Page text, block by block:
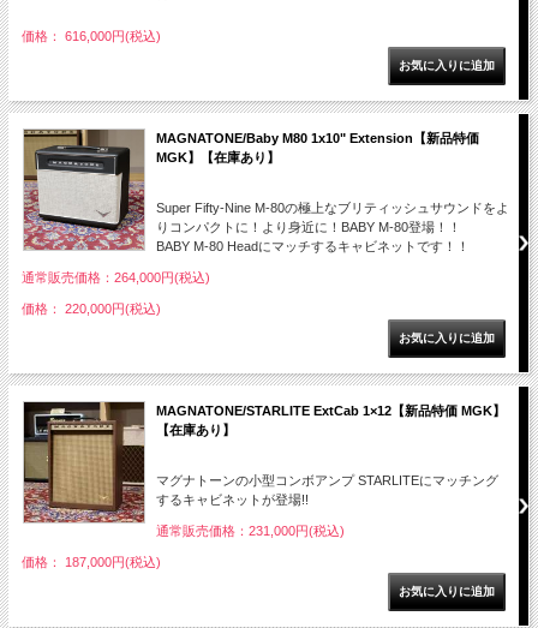
価格： 616,000円(税込)
MAGNATONE/Baby M80 1x10" Extension【新品特価
MGK】【在庫あり】
Super Fifty-Nine M-80の極上なブリティッシュサウンドをよ
りコンパクトに！より身近に！BABY M-80登場！！
BABY M-80 Headにマッチするキャビネットです！！
通常販売価格：264,000円(税込)
価格： 220,000円(税込)
MAGNATONE/STARLITE ExtCab 1×12【新品特価 MGK】
【在庫あり】
マグナトーンの小型コンボアンプ STARLITEにマッチング
するキャビネットが登場!!
通常販売価格：231,000円(税込)
価格： 187,000円(税込)